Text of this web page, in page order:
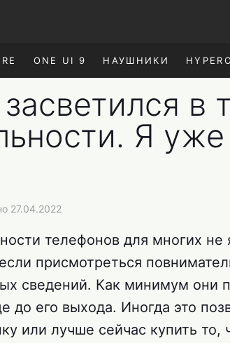
ONE UI 9 НАУШНИКИ
в
Я уже
27.04.2022
телефонов для многих не
присмотреться
сведений. Как минимум они
до его выхода. Иногда это
или лучше сейчас купить то,